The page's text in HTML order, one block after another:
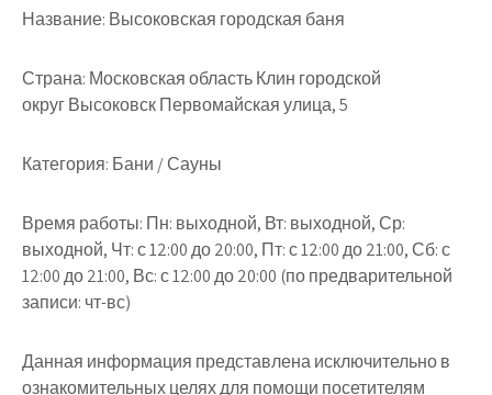
Название: Высоковская городская баня
Страна: Московская область Клин городской
округ Высоковск Первомайская улица, 5
Категория: Бани / Сауны
Время работы: Пн: выходной, Вт: выходной, Ср:
выходной, Чт: с 12:00 до 20:00, Пт: с 12:00 до 21:00, Сб: с
12:00 до 21:00, Вс: с 12:00 до 20:00 (по предварительной
записи: чт-вс)
Данная информация представлена исключительно в
ознакомительных целях для помощи посетителям